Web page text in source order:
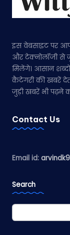
इस वेबसाइट पर
और टेक्नोलॉजी से
मिलेंगे। आसान
कैटेगरी की खबरें
जुड़ी खबरें भी पढ़ने
Contact Us
Email id:
Search